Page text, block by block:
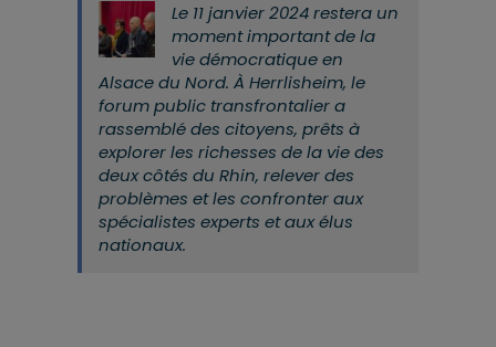
Le 11 janvier 2024 restera un
moment important de la
vie démocratique en
Alsace du Nord. À Herrlisheim, le
forum public transfrontalier a
rassemblé des citoyens, prêts à
explorer les richesses de la vie des
deux côtés du Rhin, relever des
problèmes et les confronter aux
spécialistes experts et aux élus
nationaux.